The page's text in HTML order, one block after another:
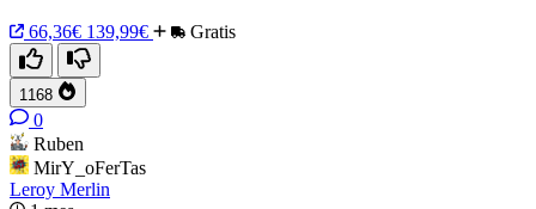
66,36€ 139,99€ Gratis
1168
0
Ruben
MirY_oFerTas
Leroy Merlin